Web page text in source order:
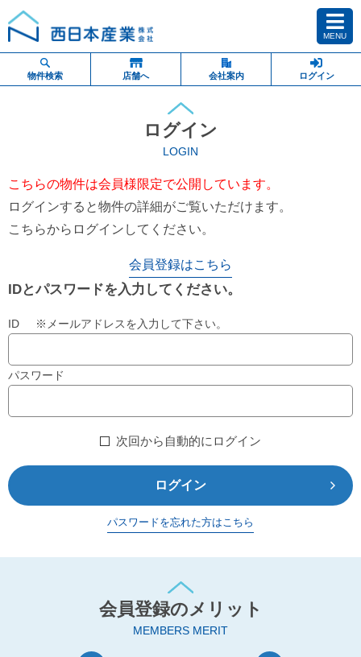
MENU
物件検索 店舗へ 会社案内 ログイン
ログイン
LOGIN
こちらの物件は会員様限定で公開しています。
ログインすると物件の詳細がご覧いただけます。
こちらからログインしてください。
会員登録はこちら
IDとパスワードを入力してください。
ID ※メールアドレスを入力して下さい。
パスワード
次回から自動的にログイン
ログイン
パスワードを忘れた方はこちら
会員登録のメリット
MEMBERS MERIT